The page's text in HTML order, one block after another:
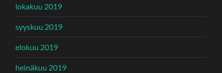
lokakuu 2019
syyskuu 2019
elokuu 2019
heinäkuu 2019